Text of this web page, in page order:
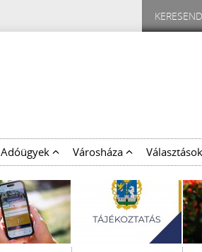
Adóügyek Városháza Választások